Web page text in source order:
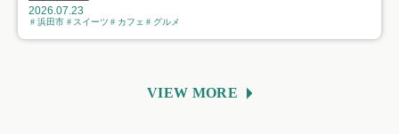
2026.07.23
浜田市 スイーツ カフェ グルメ
VIEW MORE